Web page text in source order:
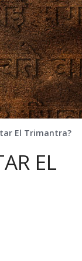
El Trimantra?
EL